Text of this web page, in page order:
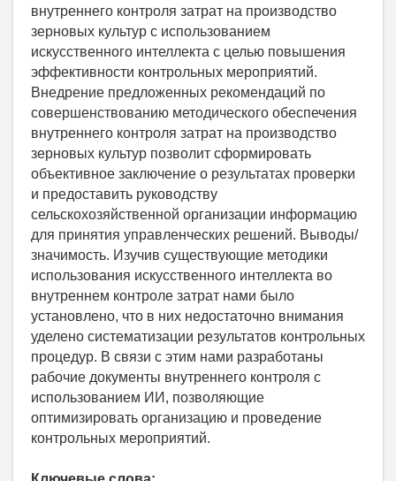
внутреннего контроля затрат на производство
зерновых культур с использованием
искусственного интеллекта с целью повышения
эффективности контрольных мероприятий.
Внедрение предложенных рекомендаций по
совершенствованию методического обеспечения
внутреннего контроля затрат на производство
зерновых культур позволит сформировать
объективное заключение о результатах проверки
и предоставить руководству
сельскохозяйственной организации информацию
для принятия управленческих решений. Выводы/
значимость. Изучив существующие методики
использования искусственного интеллекта во
внутреннем контроле затрат нами было
установлено, что в них недостаточно внимания
уделено систематизации результатов контрольных
процедур. В связи с этим нами разработаны
рабочие документы внутреннего контроля с
использованием ИИ, позволяющие
оптимизировать организацию и проведение
контрольных мероприятий.